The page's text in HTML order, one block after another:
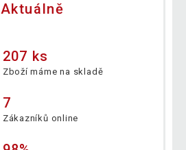
Aktuálně
207 ks
Zboží máme na skladě
7
Zákazníků online